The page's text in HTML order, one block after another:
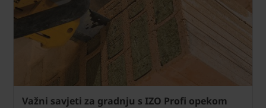
Važni savjeti za gradnju s IZO Profi opekom